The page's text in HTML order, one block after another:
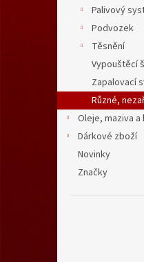
Palivový
Podvozek
Těsnění
Vypouštěcí
Zapalovací
Různé,
Oleje, maziva
Dárkové zboží
Novinky
Značky